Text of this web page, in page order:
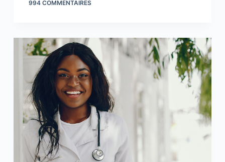
994 COMMENTAIRES